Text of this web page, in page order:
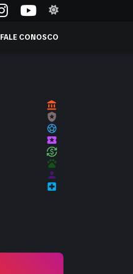
FALE CONOSCO
account_balance
local_police
sports_soccer
local_activity
currency_exchange
pets
person
local_hospital